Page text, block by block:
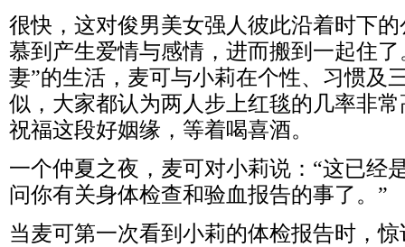
很快，这对俊男美女强人彼此沿着时下
慕到产生爱情与感情，进而搬到一起住
妻”的生活，麦可与小莉在个性、习惯及
似，大家都认为两人步上红毯的几率非
祝福这段好姻缘，等着喝喜酒。
一个仲夏之夜，麦可对小莉说：“这已经
问你有关身体检查和验血报告的事了。”
当麦可第一次看到小莉的体检报告时，